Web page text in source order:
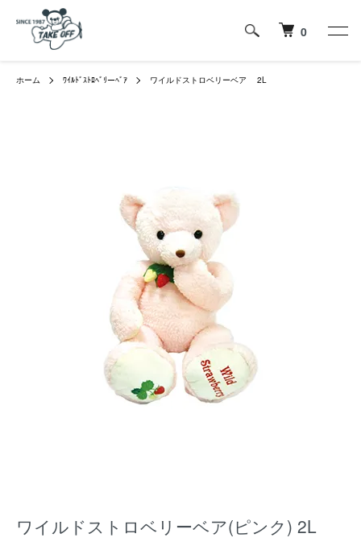
0
ホーム ﾜｲﾙﾄﾞｽﾄﾛﾍﾞﾘーﾍﾞｱ ワイルドストロベリーベア 2L
ワイルドストロベリーベア(ピンク) 2L